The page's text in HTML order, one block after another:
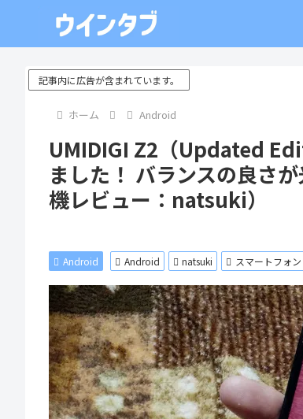
記事内に広告が含まれています。
ホーム Android
UMIDIGI Z2（Updated
ました！ バランスの良さ
機レビュー：natsuki）
Android Android natsuki スマートフォン